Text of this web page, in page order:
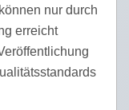
nur durch
erreicht